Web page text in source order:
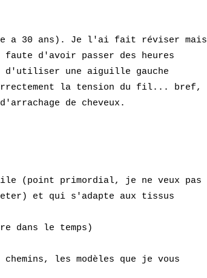
a 30 ans). Je l'ai fait réviser mais
d'avoir passer des heures
d'utiliser une aiguille gauche
la tension du fil... bref,
de cheveux.
(point primordial, je ne veux pas
) et qui s'adapte aux tissus
dans le temps)
les modèles que je vous